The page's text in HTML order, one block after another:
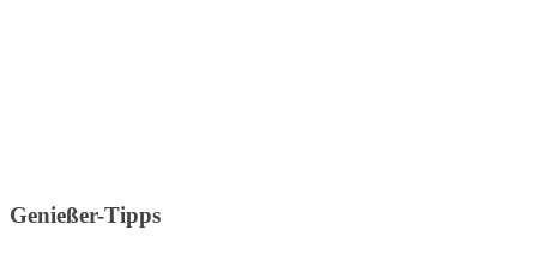
Genießer-Tipps